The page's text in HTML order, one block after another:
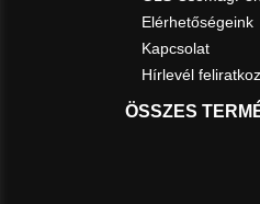
Elérhetőségeink
Kapcsolat
Hírlevél
ÖSSZES